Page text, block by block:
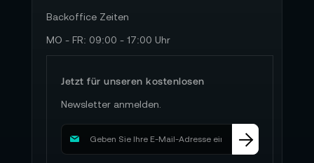
Backoffice Zeiten
MO - FR: 09:00 - 17:00 Uhr
Jetzt für unseren kostenlosen
Newsletter anmelden.
M